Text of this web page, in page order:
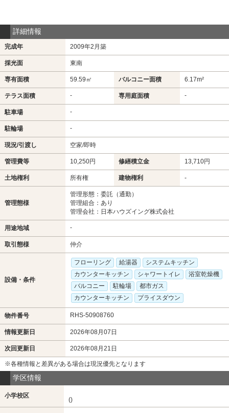
詳細情報
完成年 2009年2月築
採光面 東南
専有面積 59.59㎡ バルコニー面積 6.17m²
テラス面積 - 専用庭面積 -
駐車場 -
駐輪場 -
現況/引渡し 空家/即時
管理費等 10,250円 修繕積立金 13,710円
土地権利 所有権 建物権利 -
管理態様
管理形態：委託（通勤）
管理組合：あり
管理会社：日本ハウズイング株式会社
用途地域 -
取引態様 仲介
設備・条件
フローリング 給湯器
システムキッチン
カウンターキッチン
シャワートイレ
浴室乾燥機
バルコニー
駐輪場
都市ガス
カウンターキッチン
プライスダウン
物件番号 RHS-50908760
情報更新日 2026年08月07日
次回更新日 2026年08月21日
※各種情報と差異がある場合は現況優先となります
学区情報
小学校区
()